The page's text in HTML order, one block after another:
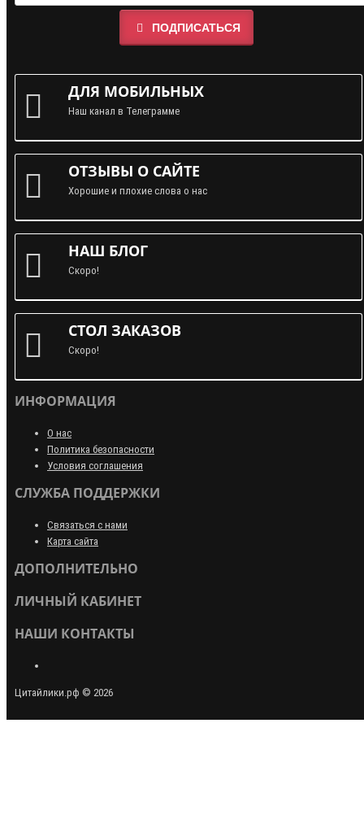
ПОДПИСАТЬСЯ
ДЛЯ МОБИЛЬНЫХ
Наш канал в Телеграмме
ОТЗЫВЫ О САЙТЕ
Хорошие и плохие слова о нас
НАШ БЛОГ
Скоро!
СТОЛ ЗАКАЗОВ
Скоро!
ИНФОРМАЦИЯ
О нас
Политика безопасности
Условия соглашения
СЛУЖБА ПОДДЕРЖКИ
Связаться с нами
Карта сайта
ДОПОЛНИТЕЛЬНО
ЛИЧНЫЙ КАБИНЕТ
НАШИ КОНТАКТЫ
Цитайлики.рф © 2026